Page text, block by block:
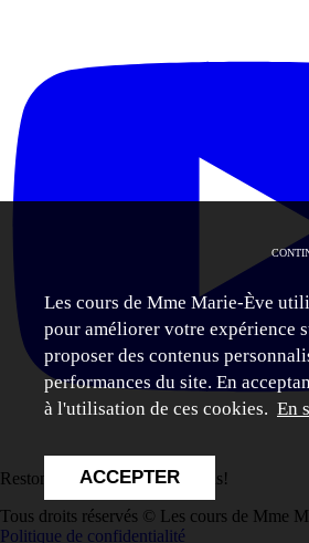
Les cours de Mme Marie-Ève
pour améliorer votre expérience
proposer des contenus
performances du site. En
à l'utilisation de ces cookies. En
ACCEPTER
Restons connectés. Suivez-nous!
Tous droits réservés © Les cours de Mme
Politique de confidentialité